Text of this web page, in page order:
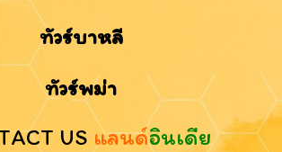
ทัวร์บาหลี
ทัวร์พม่า
US แลนด์อินเดีย